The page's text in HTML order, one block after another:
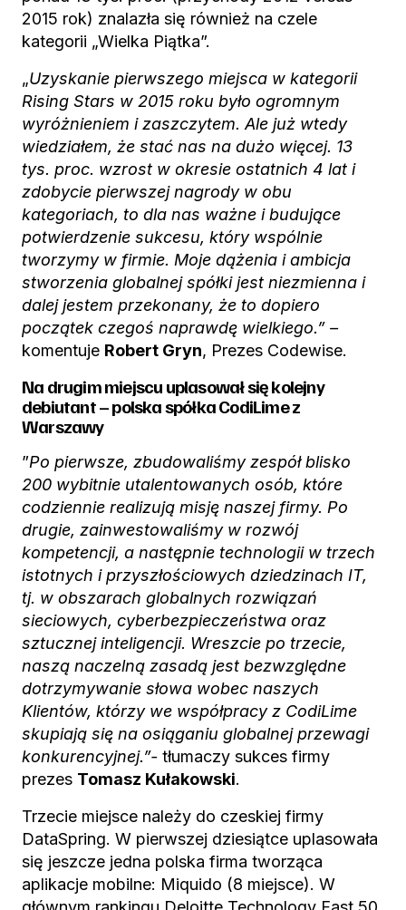
2015 rok) znalazła się również na czele
kategorii „Wielka Piątka”.
„Uzyskanie pierwszego miejsca w kategorii
Rising Stars w 2015 roku było ogromnym
wyróżnieniem i zaszczytem. Ale już wtedy
wiedziałem, że stać nas na dużo więcej. 13
tys. proc. wzrost w okresie ostatnich 4 lat i
zdobycie pierwszej nagrody w obu
kategoriach, to dla nas ważne i budujące
potwierdzenie sukcesu, który wspólnie
tworzymy w firmie. Moje dążenia i ambicja
stworzenia globalnej spółki jest niezmienna i
dalej jestem przekonany, że to dopiero
początek czegoś naprawdę wielkiego.” –
komentuje Robert Gryn, Prezes Codewise.
Na drugim miejscu uplasował się kolejny
debiutant – polska spółka CodiLime z
Warszawy
”Po pierwsze, zbudowaliśmy zespół blisko
200 wybitnie utalentowanych osób, które
codziennie realizują misję naszej firmy. Po
drugie, zainwestowaliśmy w rozwój
kompetencji, a następnie technologii w trzech
istotnych i przyszłościowych dziedzinach IT,
tj. w obszarach globalnych rozwiązań
sieciowych, cyberbezpieczeństwa oraz
sztucznej inteligencji. Wreszcie po trzecie,
naszą naczelną zasadą jest bezwzględne
dotrzymywanie słowa wobec naszych
Klientów, którzy we współpracy z CodiLime
skupiają się na osiąganiu globalnej przewagi
konkurencyjnej.”- tłumaczy sukces firmy
prezes Tomasz Kułakowski.
Trzecie miejsce należy do czeskiej firmy
DataSpring. W pierwszej dziesiątce uplasowała
się jeszcze jedna polska firma tworząca
aplikacje mobilne: Miquido (8 miejsce). W